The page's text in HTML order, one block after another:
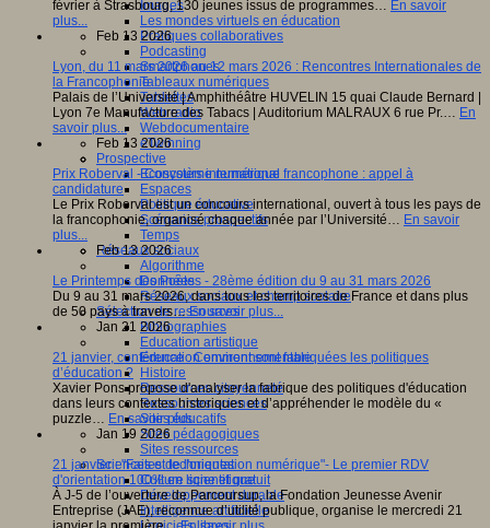
Images
Les mondes virtuels en éducation
Pratiques collaboratives
Podcasting
Smartphones
Tableaux numériques
Tablettes
Web radio
Webdocumentaire
eTwinning
Prospective
Ecosystème numérique
Espaces
Politique éducative
Scénarios prospectifs
Temps
Réseaux sociaux
Algorithme
Données
Réseaux sociaux et champ scolaire
Sélection de ressources
Bibliographies
Education artistique
Education environnementale
Histoire
Ressources citoyenneté
Ressources sciences
Sites éducatifs
Sites pédagogiques
Sites ressources
Sciences et techniques
Culture scientifique
Développement durable
Intelligence artificielle
février à Strasbourg, 130 jeunes issus de programmes… En savoir
plus...
Feb 13 2026
Lyon, du 11 mars 2026 au 12 mars 2026 : Rencontres Internationales de
la Francophonie
Palais de l’Université | Amphithéâtre HUVELIN 15 quai Claude Bernard |
Lyon 7e Manufacture des Tabacs | Auditorium MALRAUX 6 rue Pr.… En
savoir plus...
Feb 13 2026
Prix Roberval - Concours international francophone : appel à
candidature
Le Prix Roberval est un concours international, ouvert à tous les pays de
la francophonie, organisé chaque année par l’Université… En savoir
plus...
Feb 13 2026
Le Printemps des Poètes - 28ème édition du 9 au 31 mars 2026
Du 9 au 31 mars 2026, dans tous les territoires de France et dans plus
de 50 pays à travers…En savoir plus...
Jan 21 2026
21 janvier, conférence : Comment sont fabriquées les politiques
d’éducation ?
Xavier Pons propose d'analyser la fabrique des politiques d'éducation
dans leurs contextes historiques et d’appréhender le modèle du «
puzzle… En savoir plus...
Jan 19 2026
21 janvier : "Faites de l'orientation numérique"- Le premier RDV
d'orientation 100% en ligne et gratuit
À J-5 de l’ouverture de Parcoursup, la Fondation Jeunesse Avenir
Entreprise (JAE), reconnue d’utilité publique, organise le mercredi 21